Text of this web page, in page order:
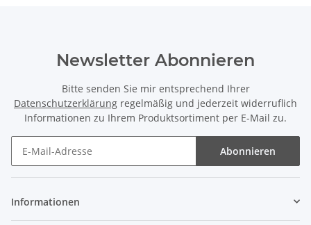
Newsletter Abonnieren
Bitte senden Sie mir entsprechend Ihrer
Datenschutzerklärung regelmäßig und jederzeit widerruflich
Informationen zu Ihrem Produktsortiment per E-Mail zu.
Abonnieren
Informationen